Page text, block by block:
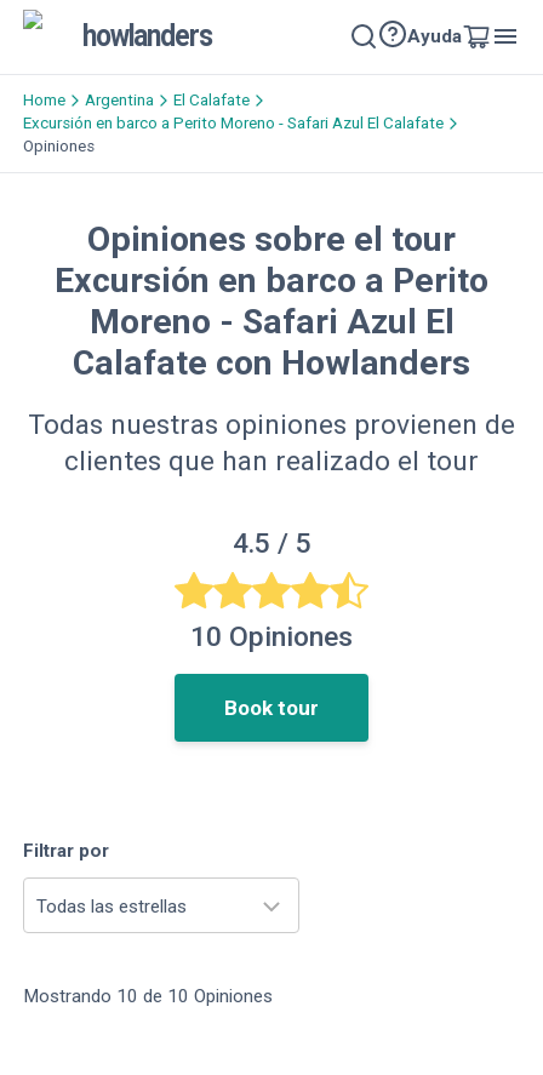
howlanders Ayuda
Home Argentina
El Calafate
Excursión en barco a Perito Moreno - Safari Azul El Calafate
Opiniones
Opiniones sobre el tour
Excursión en barco a Perito
Moreno - Safari Azul El
Calafate con Howlanders
Todas nuestras opiniones provienen de
clientes que han realizado el tour
4.5 / 5
10 Opiniones
Book tour
Filtrar por
Todas las estrellas
Mostrando 10 de 10 Opiniones